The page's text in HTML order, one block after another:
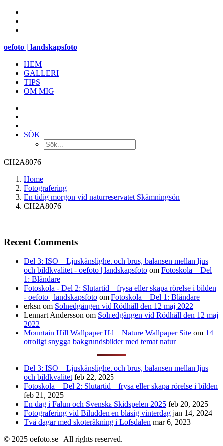
oefoto | landskapsfoto
HEM
GALLERI
TIPS
OM MIG
SÖK
CH2A8076
Home
Fotografering
En tidig morgon vid naturreservatet Skämningsön
CH2A8076
Recent Comments
Del 3: ISO – Ljuskänslighet och brus, balansen mellan ljus
och bildkvalitet - oefoto | landskapsfoto om Fotoskola – Del
1: Bländare
Fotoskola - Del 2: Slutartid – frysa eller skapa rörelse i bilden
- oefoto | landskapsfoto om Fotoskola – Del 1: Bländare
erksn om Solnedgången vid Rödhäll den 12 maj 2022
Lennart Andersson om Solnedgången vid Rödhäll den 12 maj
2022
Mountain Hill Wallpaper Hd – Nature Wallpaper Site om 14
otroligt snygga bakgrundsbilder med temat natur
Del 3: ISO – Ljuskänslighet och brus, balansen mellan ljus
och bildkvalitet feb 22, 2025
Fotoskola – Del 2: Slutartid – frysa eller skapa rörelse i bilden
feb 21, 2025
En dag i Falun och Svenska Skidspelen 2025 feb 20, 2025
Fotografering vid Biludden en blåsig vinterdag jan 14, 2024
Två dagar med skoteråkning i Lofsdalen mar 6, 2023
© 2025 oefoto.se | All rights reserved.